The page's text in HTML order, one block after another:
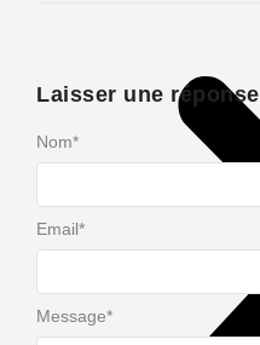
Laisser une réponse
Message*
Nom*
Email*